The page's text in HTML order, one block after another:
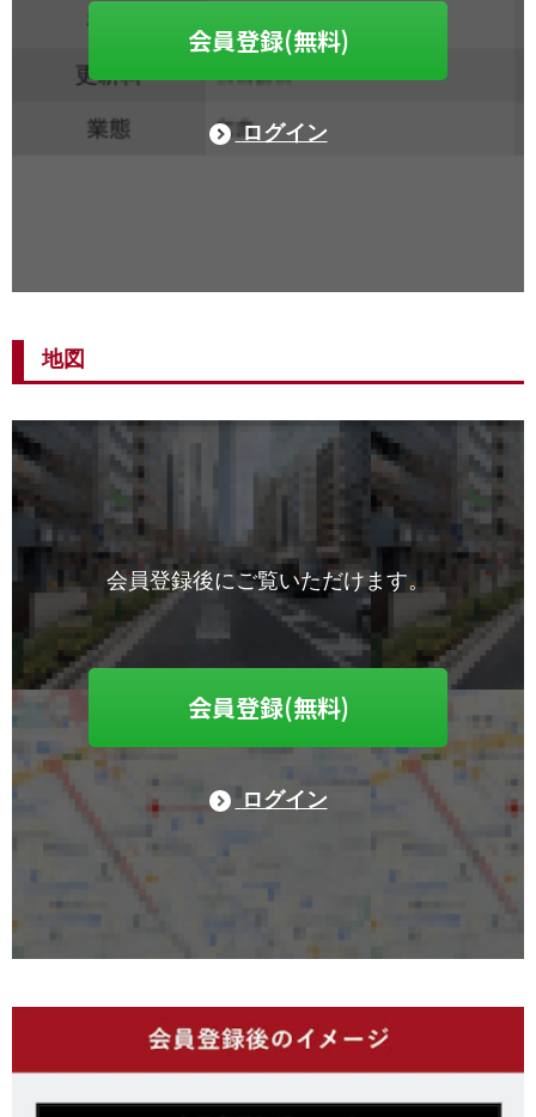
会員登録(無料)
ログイン
地図
会員登録後にご覧いただけます。
会員登録(無料)
ログイン